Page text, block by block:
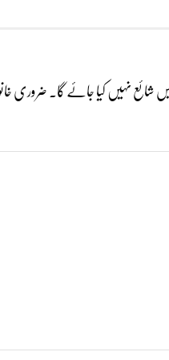
شائع نہیں کیا جائے گا۔ ضروری